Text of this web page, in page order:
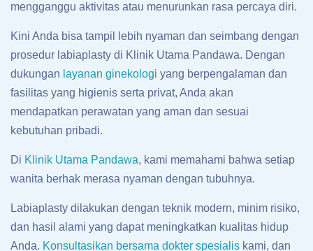
mengganggu aktivitas atau menurunkan rasa percaya diri.
Kini Anda bisa tampil lebih nyaman dan seimbang dengan
prosedur labiaplasty di Klinik Utama Pandawa. Dengan
dukungan layanan ginekologi yang berpengalaman dan
fasilitas yang higienis serta privat, Anda akan
mendapatkan perawatan yang aman dan sesuai
kebutuhan pribadi.
Di Klinik Utama Pandawa, kami memahami bahwa setiap
wanita berhak merasa nyaman dengan tubuhnya.
Labiaplasty dilakukan dengan teknik modern, minim risiko,
dan hasil alami yang dapat meningkatkan kualitas hidup
Anda. Konsultasikan bersama dokter spesialis kami, dan